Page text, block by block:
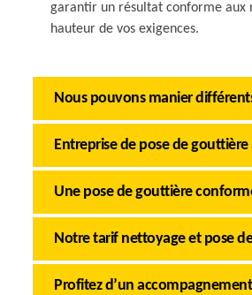
garantir un résultat conforme aux
hauteur de vos exigences.
Nous pouvons manier
Entreprise de pose de
Une pose de gouttière
Notre tarif nettoyage et pose
Profitez d’un